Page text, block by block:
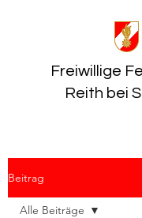
Freiwillige
Reith bei
Beitrag
Alle Beiträge